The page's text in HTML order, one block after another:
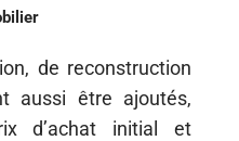
de reconstruction
aussi être ajoutés,
d’achat initial et